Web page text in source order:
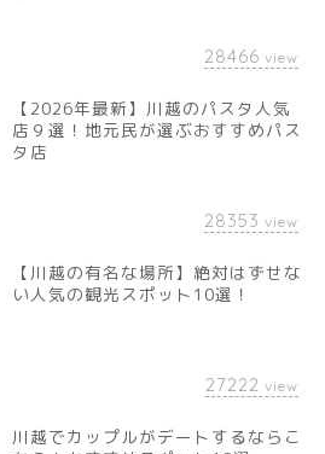
28466 view
【2026年最新】川越のパスタ人気
店９選！地元民が選ぶおすすめパス
タ店
28353 view
【川越の有名な場所】絶対はずせな
い人気の観光スポット10選！
27222 view
川越でカップルがデートするならこ